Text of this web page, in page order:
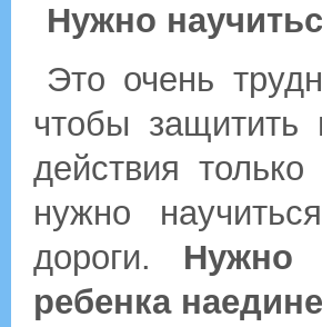
Нужно
Это очень
чтобы
действия
нужно
дороги. Нужно
ребенка